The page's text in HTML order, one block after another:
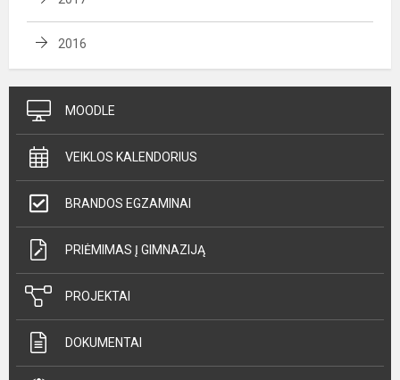
2016
MOODLE
VEIKLOS KALENDORIUS
BRANDOS EGZAMINAI
PRIĖMIMAS Į GIMNAZIJĄ
PROJEKTAI
DOKUMENTAI